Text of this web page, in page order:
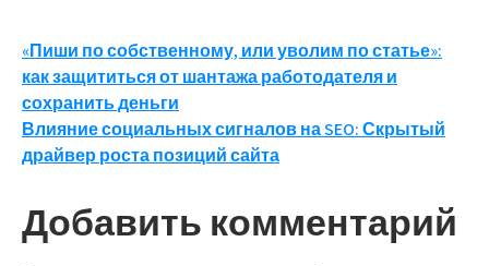
Навигация
по
записям
«Пиши по собственному, или уволим по статье»:
как защититься от шантажа работодателя и
сохранить деньги
Влияние социальных сигналов на SEO: Скрытый
драйвер роста позиций сайта
Добавить комментарий